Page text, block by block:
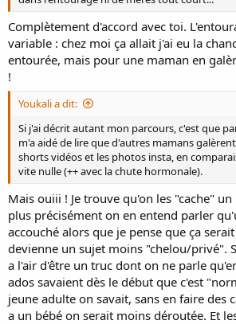
Complètement d'accord avec toi.
variable : chez moi ça allait j'ai eu la
entourée, mais pour une maman en
!
Youkali a dit:
Si j'ai décrit autant mon parcours, c'est que
m'a aidé de lire que d'autres mamans
shorts vidéos et les photos insta, en
vite nulle (++ avec la chute hormonale).
Mais ouiii ! Je trouve qu'on les "cache"
plus précisément on en entend parler
accouché alors que je pense que ça
devienne un sujet moins "chelou/privé".
a l'air d'être un truc dont on ne parle
ados savaient dès le début que c'est
jeune adulte on savait, sans en faire des
a un bébé on serait moins déroutée. Et